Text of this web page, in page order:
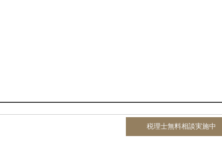
税理士無料相談実施中